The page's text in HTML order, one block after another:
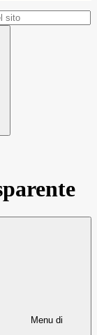
Menu di